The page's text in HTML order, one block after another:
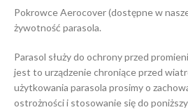
Pokrowce Aerocover (dostępne w
żywotność parasola.
Parasol służy do ochrony przed
jest to urządzenie chroniące przed
użytkowania parasola prosimy o
ostrożności i stosowanie się do